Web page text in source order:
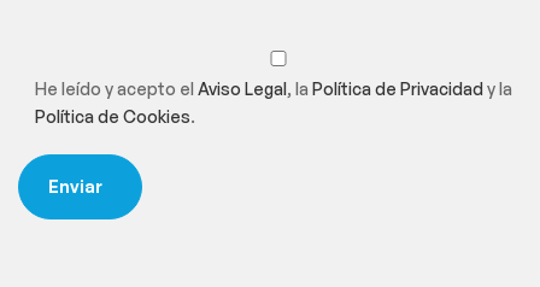
He leído y acepto el Aviso Legal, la Política de Privacidady la
Política de Cookies.